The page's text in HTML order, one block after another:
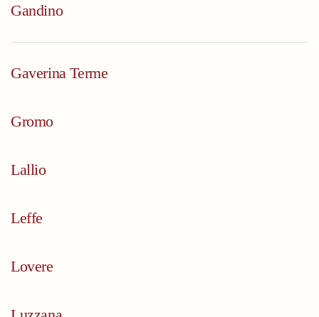
Gandino
Gaverina Terme
Gromo
Lallio
Leffe
Lovere